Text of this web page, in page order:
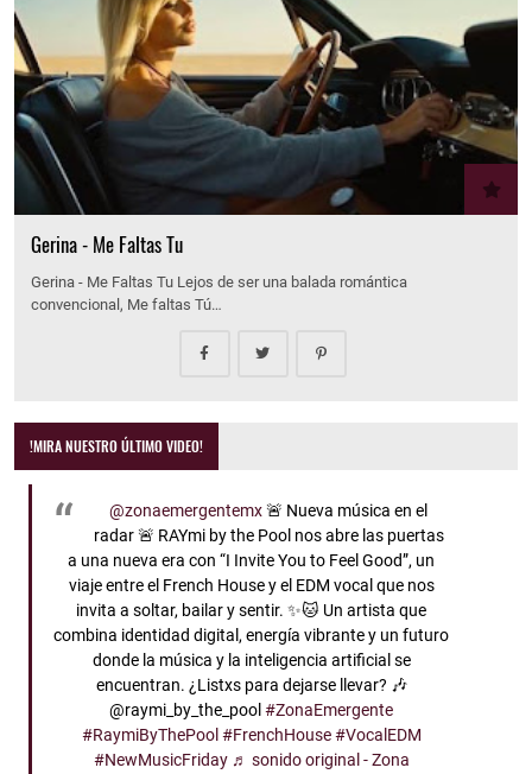
Gerina - Me Faltas Tu
Gerina - Me Faltas Tu Lejos de ser una balada romántica
convencional, Me faltas Tú…
!MIRA NUESTRO ÚLTIMO VIDEO!
@zonaemergentemx🚨 Nueva música en el
radar 🚨 RAYmi by the Pool nos abre las puertas
a una nueva era con “I Invite You to Feel Good”, un
viaje entre el French House y el EDM vocal que nos
invita a soltar, bailar y sentir. ✨🐱 Un artista que
combina identidad digital, energía vibrante y un futuro
donde la música y la inteligencia artificial se
encuentran. ¿Listxs para dejarse llevar? 🎶
@raymi_by_the_pool#ZonaEmergente
#RaymiByThePool #FrenchHouse #VocalEDM
#NewMusicFriday ♬ sonido original - Zona